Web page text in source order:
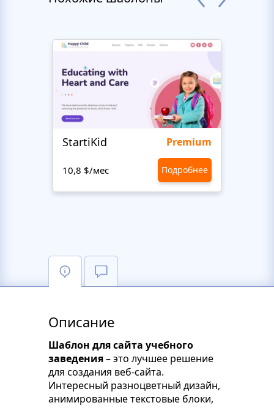
StartiKid Premium
10,8 $/мес Подробнее
Описание
Шаблон для сайта учебного
заведения– это лучшее решение
для создания веб-сайта.
Интересный разноцветный дизайн,
анимированные текстовые блоки,